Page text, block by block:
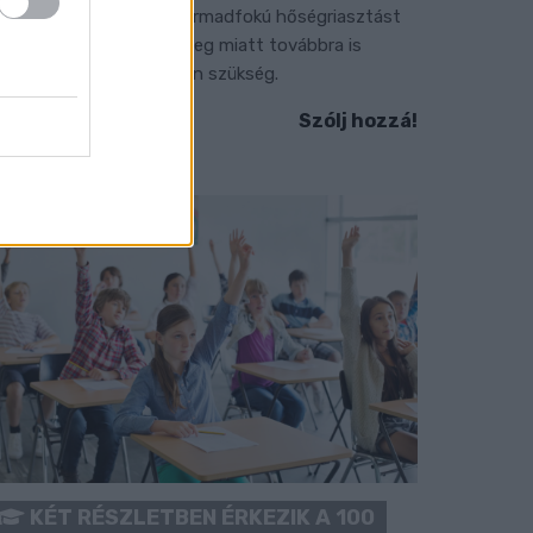
július vége óta tartó harmadfokú hőségriasztást
de a tartós meleg miatt továbbra is
óvatosságra van szükség.
Szólj hozzá!
KÉT RÉSZLETBEN ÉRKEZIK A 100